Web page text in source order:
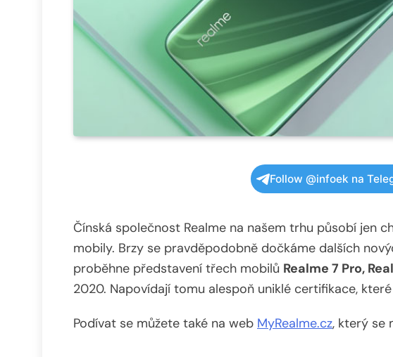
Follow @infoek na
Čínská společnost Realme na našem trhu působí jen
mobily. Brzy se pravděpodobně dočkáme dalších
proběhne představení třech mobilů Realme 7 Pro,
2020. Napovídají tomu alespoň uniklé certifikace,
Podívat se můžete také na web MyRealme.cz, který se